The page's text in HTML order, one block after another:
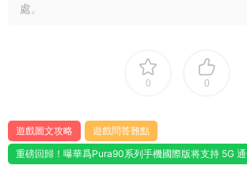
處。
0 0
遊戲圖文攻略
遊戲問答難點
重磅回歸！曝華爲Pura90系列手機國際版将支持 5G